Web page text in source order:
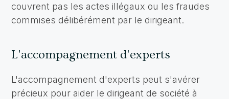
couvrent pas les actes illégaux ou les fraudes
commises délibérément par le dirigeant.
L'accompagnement d'experts
L'accompagnement d'experts peut s'avérer
précieux pour aider le dirigeant de société à